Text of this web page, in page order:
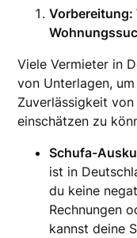
Vorbereitung:
Viele Vermieter in
von Unterlagen,
Zuverlässigkeit
einschätzen zu
Schufa-
ist in
du keine
Rechnungen
kannst deine